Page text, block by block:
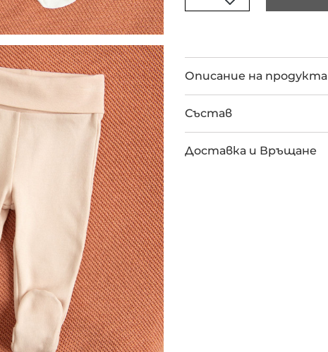
Описание на продукта
Състав
Доставка и Връщане